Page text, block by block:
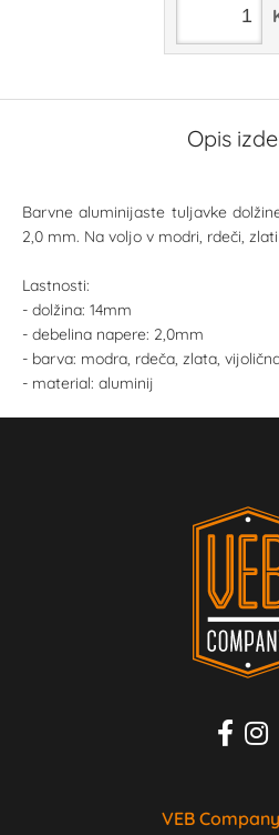
Opis
Barvne aluminijaste tuljavke
2,0 mm. Na voljo v modri, rdeči,
Lastnosti:
- dolžina: 14mm
- debelina napere: 2,0mm
- barva: modra, rdeča, zlata,
- material: aluminij
VEB